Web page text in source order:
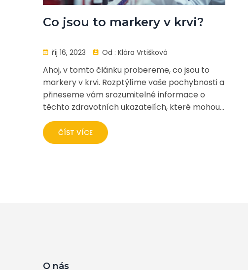
Co jsou to markery v krvi?
říj 16, 2023 Od : Klára Vrtišková
Ahoj, v tomto článku probereme, co jsou to
markery v krvi. Rozptýlíme vaše pochybnosti a
přineseme vám srozumitelné informace o
těchto zdravotních ukazatelích, které mohou
odhalovat různé stavy našeho těla. Objasníme,
jak fungují laboratorní testy a jaký je skutečný
význam markerů. Připojte se ke mně a dozvíte
ČÍST VÍCE
O nás